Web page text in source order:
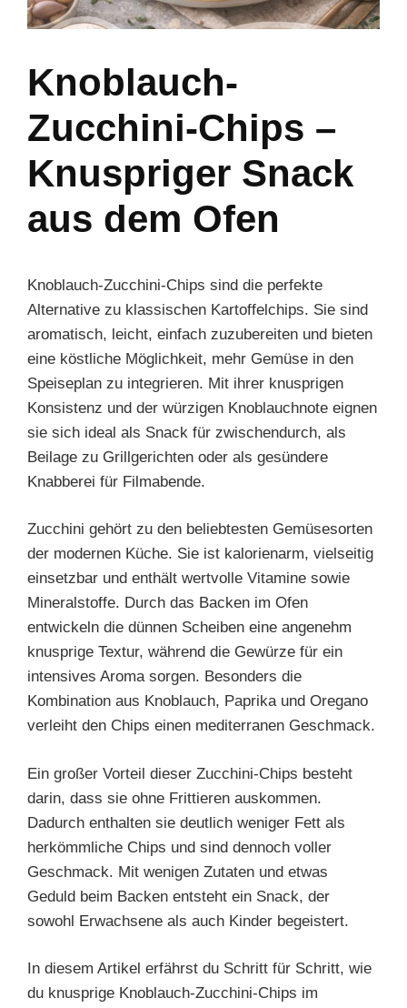
Knoblauch-
Zucchini-Chips –
Knuspriger Snack
aus dem Ofen
Knoblauch-Zucchini-Chips sind die perfekte
Alternative zu klassischen Kartoffelchips. Sie sind
aromatisch, leicht, einfach zuzubereiten und bieten
eine köstliche Möglichkeit, mehr Gemüse in den
Speiseplan zu integrieren. Mit ihrer knusprigen
Konsistenz und der würzigen Knoblauchnote eignen
sie sich ideal als Snack für zwischendurch, als
Beilage zu Grillgerichten oder als gesündere
Knabberei für Filmabende.
Zucchini gehört zu den beliebtesten Gemüsesorten
der modernen Küche. Sie ist kalorienarm, vielseitig
einsetzbar und enthält wertvolle Vitamine sowie
Mineralstoffe. Durch das Backen im Ofen
entwickeln die dünnen Scheiben eine angenehm
knusprige Textur, während die Gewürze für ein
intensives Aroma sorgen. Besonders die
Kombination aus Knoblauch, Paprika und Oregano
verleiht den Chips einen mediterranen Geschmack.
Ein großer Vorteil dieser Zucchini-Chips besteht
darin, dass sie ohne Frittieren auskommen.
Dadurch enthalten sie deutlich weniger Fett als
herkömmliche Chips und sind dennoch voller
Geschmack. Mit wenigen Zutaten und etwas
Geduld beim Backen entsteht ein Snack, der
sowohl Erwachsene als auch Kinder begeistert.
In diesem Artikel erfährst du Schritt für Schritt, wie
du knusprige Knoblauch-Zucchini-Chips im